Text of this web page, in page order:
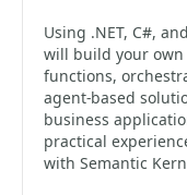
Using .NET, C#,
will build your
functions,
agent-based
business
practical
with Semantic